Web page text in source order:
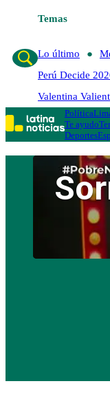
TemasLo último
Lo último
Perú Decide
Valentina
Política
Te ayudo
Deportes